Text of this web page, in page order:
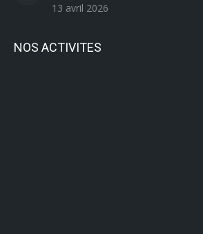
13 avril 2026
NOS ACTIVITES